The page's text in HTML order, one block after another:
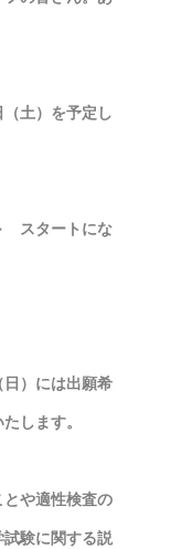
土）を予定し
スタートにな
）には出願希
します。
や適性検査の
験に関する説